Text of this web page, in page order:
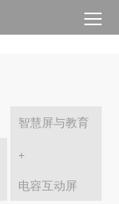
平台产品
无纸化办公
智慧屏与教育
+
电容互动屏